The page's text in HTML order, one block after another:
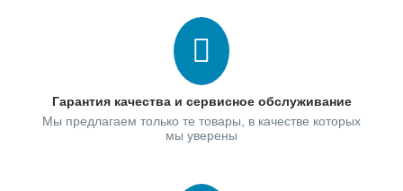
Гарантия качества и сервисное обслуживание
Мы предлагаем только те товары, в качестве которых
мы уверены